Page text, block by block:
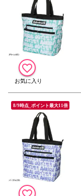
8/9時点_ポイント最大11倍